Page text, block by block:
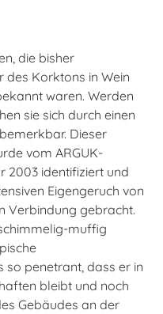
die bisher
des Korktons in Wein
waren. Werden
sie sich durch einen
Dieser
vom ARGUK-
2003 identifiziert und
Eigengeruch von
Verbindung gebracht.
muffig
penetrant, dass er in
bleibt und noch
Gebäudes an der